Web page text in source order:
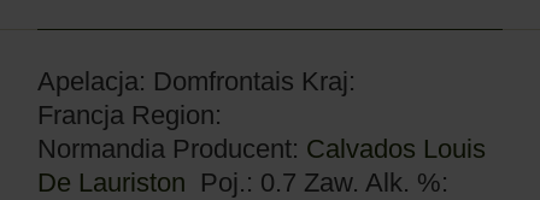
Apelacja: Domfrontais Kraj:
Francja Region:
Normandia Producent: Calvados Louis
De Lauriston Poj.: 0.7 Zaw. Alk. %: